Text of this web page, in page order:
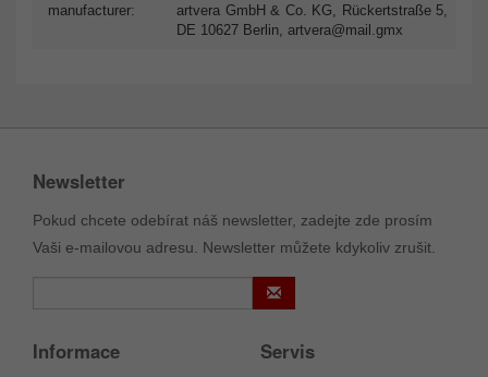
manufacturer:
artvera GmbH & Co. KG, Rückertstraße 5,
DE 10627 Berlin, artvera@mail.gmx
Newsletter
Pokud chcete odebírat náš newsletter, zadejte zde prosím
Vaši e-mailovou adresu. Newsletter můžete kdykoliv zrušit.
Informace Servis